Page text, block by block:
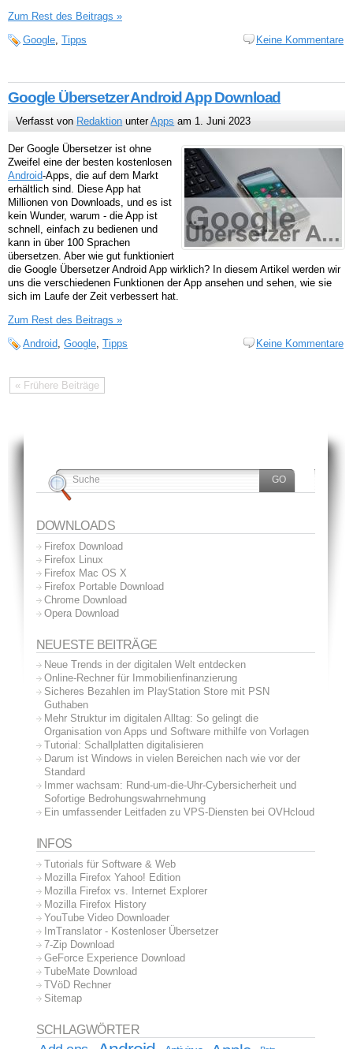
Zum Rest des Beitrags »
Google Tipps Keine Kommentare
Google Übersetzer Android App Download
Verfasst von Redaktion unterApps am 1. Juni 2023
Der Google Übersetzer ist ohne
Zweifel eine der besten kostenlosen
Android-Apps, die auf dem Markt
erhältlich sind. Diese App hat
Millionen von Downloads, und es ist
kein Wunder, warum - die App ist
schnell, einfach zu bedienen und
kann in über 100 Sprachen
übersetzen. Aber wie gut funktioniert
die Google Übersetzer Android App wirklich? In diesem Artikel werden wir
uns die verschiedenen Funktionen der App ansehen und sehen, wie sie
sich im Laufe der Zeit verbessert hat.
Zum Rest des Beitrags »
Android Google Tipps Keine Kommentare
« Frühere Beiträge
DOWNLOADS
Firefox Download
Firefox Linux
Firefox Mac OS X
Firefox Portable Download
Chrome Download
Opera Download
NEUESTE BEITRÄGE
Neue Trends in der digitalen Welt entdecken
Online-Rechner für Immobilienfinanzierung
Sicheres Bezahlen im PlayStation Store mit PSN
Guthaben
Mehr Struktur im digitalen Alltag: So gelingt die
Organisation von Apps und Software mithilfe von Vorlagen
Tutorial: Schallplatten digitalisieren
Darum ist Windows in vielen Bereichen nach wie vor der
Standard
Immer wachsam: Rund-um-die-Uhr-Cybersicherheit und
Sofortige Bedrohungswahrnehmung
Ein umfassender Leitfaden zu VPS-Diensten bei OVHcloud
INFOS
Tutorials für Software & Web
Mozilla Firefox Yahoo! Edition
Mozilla Firefox vs. Internet Explorer
Mozilla Firefox History
YouTube Video Downloader
ImTranslator - Kostenloser Übersetzer
7-Zip Download
GeForce Experience Download
TubeMate Download
TVöD Rechner
Sitemap
SCHLAGWÖRTER